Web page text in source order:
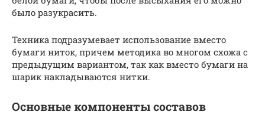
было разукрасить.
Техника подразумевает использование вместо
бумаги ниток, причем методика во многом схожа с
предыдущим вариантом, так как вместо бумаги на
шарик накладываются нитки.
Основные компоненты составов